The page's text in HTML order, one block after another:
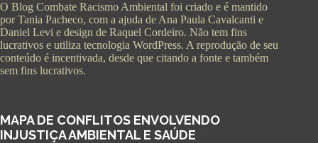
O Blog Combate Racismo Ambiental foi criado e é mantido
por Tania Pacheco, com a ajuda de Ana Paula Cavalcanti e
Daniel Levi e design de Raquel Cordeiro. Não tem fins
lucrativos e utiliza tecnologia WordPress. A reprodução de seu
conteúdo é incentivada, desde que citando a fonte e também
sem fins lucrativos.
MAPA DE CONFLITOS ENVOLVENDO
INJUSTIÇA AMBIENTAL E SAÚDE